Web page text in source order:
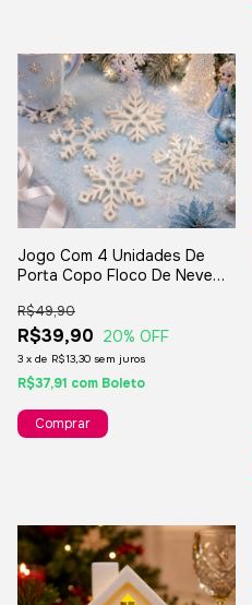
Jogo Com 4 Unidades De
Porta Copo Floco De Neve
R$39,90
R$49,90
20% OFF
3 x de R$13,30 sem juros
R$37,91 com Boleto